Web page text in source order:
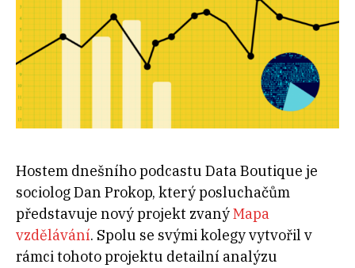
Hostem dnešního podcastu Data Boutique je
sociolog Dan Prokop, který posluchačům
představuje nový projekt zvanýMapa
vzdělávání. Spolu se svými kolegy vytvořil v
rámci tohoto projektu detailní analýzu